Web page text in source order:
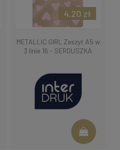
METALLIC GIRL Zeszyt A5 w
3 linie 16 - SERDUSZKA
4,20 zł